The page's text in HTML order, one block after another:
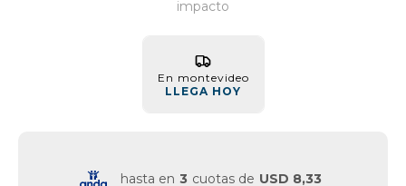
impacto
En montevideo
LLEGA HOY
hasta en 3 cuotas de USD 8,33